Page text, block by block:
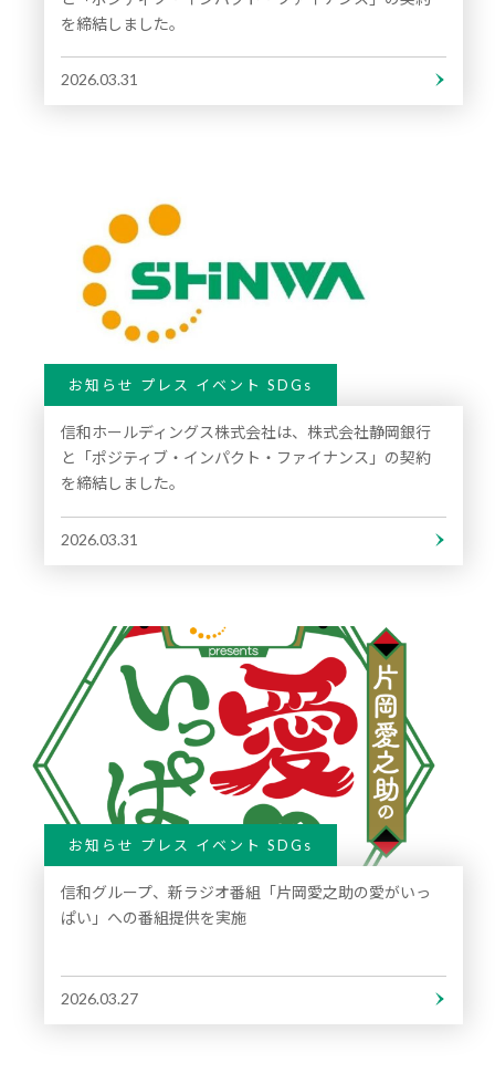
を締結しました。
2026.03.31
お知らせ プレス イベント SDGs
信和ホールディングス株式会社は、株式会社静岡銀行
と「ポジティブ・インパクト・ファイナンス」の契約
を締結しました。
2026.03.31
お知らせ プレス イベント SDGs
信和グループ、新ラジオ番組「片岡愛之助の愛がいっ
ぱい」への番組提供を実施
2026.03.27